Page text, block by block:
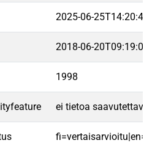
2025-06-
2018-06-
1998
ei tietoa